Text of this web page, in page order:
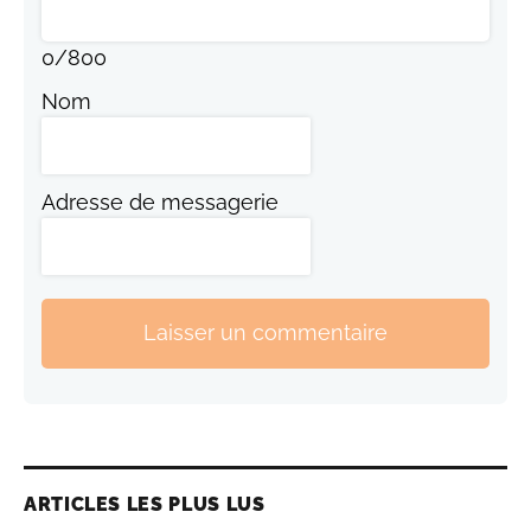
0/800
Nom
Adresse de messagerie
Laisser un commentaire
ARTICLES LES PLUS LUS